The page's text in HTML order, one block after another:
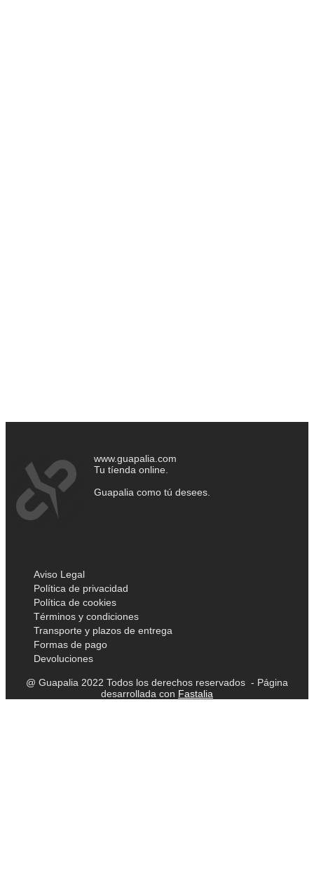
www.guapalia.com
Tu tíenda online.
Guapalia como tú desees.
Aviso Legal
Política de privacidad
Política de cookies
Términos y condiciones
Transporte y plazos de entrega
Formas de pago
Devoluciones
@ Guapalia 2022 Todos los derechos reservados - Página
desarrollada con Fastalia